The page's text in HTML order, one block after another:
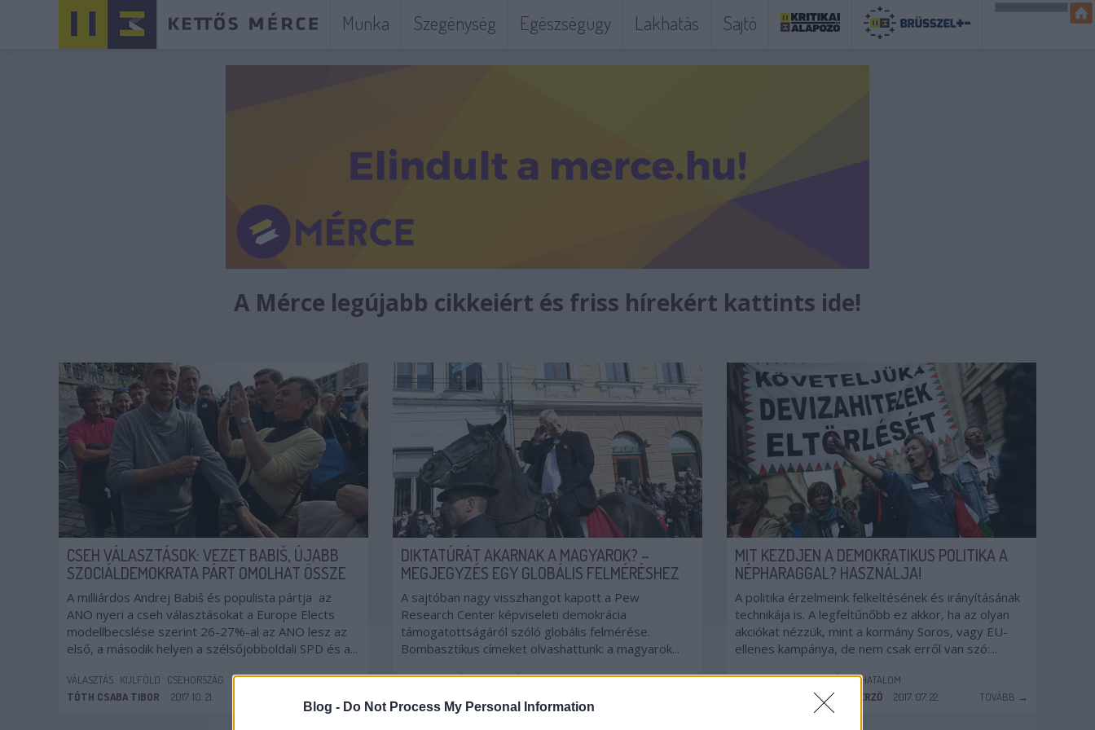
Blog - Do Not Process My Personal Information
Munka Szegénység Egészségügy Lakhatás Sajtó
A Mérce legújabb cikkeiért és friss hírekért kattints ide!
CSEH VÁLASZTÁSOK: VEZET BABIŠ, ÚJABB
SZOCIÁLDEMOKRATA PÁRT OMOLHAT ÖSSZE
A milliárdos Andrej Babiš és populista pártja az
ANO nyeri a cseh választásokat a Europe Elects
modellbecslése szerint 26-27%-al az ANO lesz az
első, a második helyen a szélsőjobboldali SPD és a...
VÁLASZTÁS KÜLFÖLD
CSEHORSZÁG
TÓTH CSABA TIBOR
2017. 10. 21.
DIKTATÚRÁT AKARNAK A MAGYAROK? –
MEGJEGYZÉS EGY GLOBÁLIS FELMÉRÉSHEZ
A sajtóban nagy visszhangot kapott a Pew
Research Center képviseleti demokrácia
támogatottságáról szóló globális felmérése.
Bombasztikus címeket olvashattunk: a magyarok...
MAGYARORSZÁG DEMOKRÁCIA PEW
MIT KEZDJEN A DEMOKRATIKUS POLITIKA A
NÉPHARAGGAL? HASZNÁLJA!
A politika érzelmeink felkeltésének és irányításának
technikája is. A legfeltűnőbb ez akkor, ha az olyan
akciókat nézzük, mint a kormány Soros, vagy EU-
ellenes kampánya, de nem csak erről van szó:...
POPULIZMUS DEMOKRÁCIA HATALOM
KETTŐS MÉRCE VENDÉGSZERZŐ
2017. 07. 22. TOVÁBB →